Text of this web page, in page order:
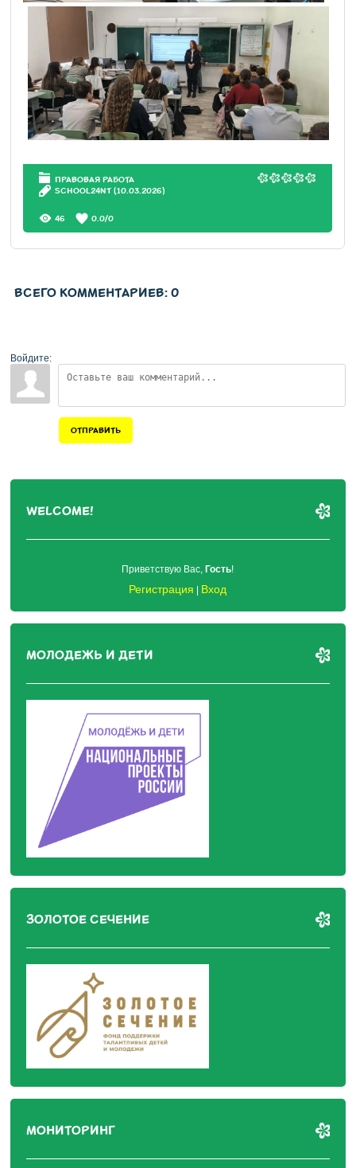
ПРАВОВАЯ РАБОТА
SCHOOL24NT (10.03.2026)
46 0.0/0
ВСЕГО КОММЕНТАРИЕВ:0
Войдите:
ОТПРАВИТЬ
WELCOME!
Приветствую Вас, Гость!
Регистрация Вход
МОЛОДЕЖЬ И ДЕТИ
ЗОЛОТОЕ СЕЧЕНИЕ
МОНИТОРИНГ